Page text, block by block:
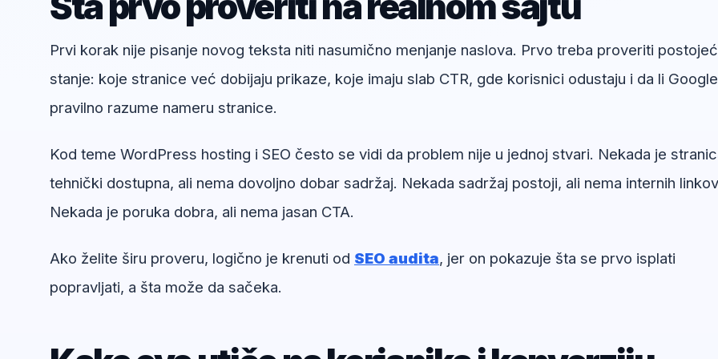
Prvi korak nije pisanje novog teksta niti nasumično menjanje naslova. Prvo treba proveriti
stanje: koje stranice već dobijaju prikaze, koje imaju slab CTR, gde korisnici odustaju i da li Google
pravilno razume nameru stranice.
Kod teme WordPress hosting i SEO često se vidi da problem nije u jednoj stvari. Nekada je
tehnički dostupna, ali nema dovoljno dobar sadržaj. Nekada sadržaj postoji, ali nema internih
Nekada je poruka dobra, ali nema jasan CTA.
Ako želite širu proveru, logično je krenuti od SEO audita, jer on pokazuje šta se prvo isplati
popravljati, a šta može da sačeka.